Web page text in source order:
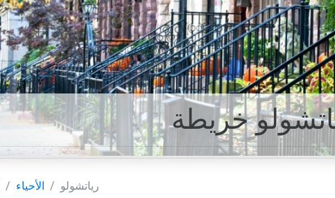
خريطة
الأحياء رياتشولو